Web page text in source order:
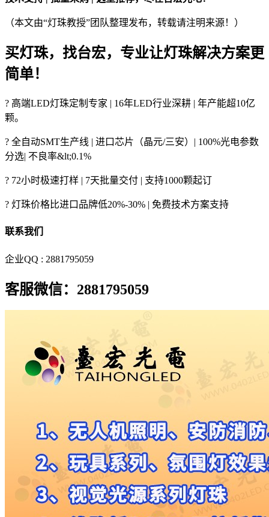
（本文由“灯珠教授”团队整理发布，转载请注明来源！）
买灯珠，找台宏，专业让灯珠解决方案更
简单！
? 高端LED灯珠定制专家 | 16年LED行业深耕 | 年产能超10亿
颗。
? 全自动SMT生产线 | 进口芯片（晶元/三安）| 100%光电参数
分选| 不良率&lt;0.1%
? 72小时极速打样 | 7天批量交付 | 支持1000颗起订
? 灯珠价格比进口品牌低20%-30% | 免费技术方案支持
联系我们
企业QQ : 2881795059
客服微信：2881795059